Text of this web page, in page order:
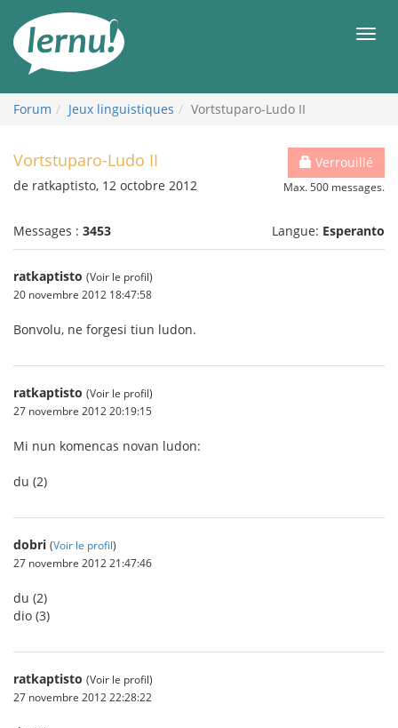
contenu
Forum Jeux linguistiques Vortstuparo-Ludo II
Verrouillé
Max. 500 messages.
Vortstuparo-Ludo II
de ratkaptisto, 12 octobre 2012
Messages : 3453 Langue: Esperanto
ratkaptisto (Voir le profil)
20 novembre 2012 18:47:58
Bonvolu, ne forgesi tiun ludon.
ratkaptisto (Voir le profil)
27 novembre 2012 20:19:15
Mi nun komencas novan ludon:
du (2)
dobri (Voir le profil)
27 novembre 2012 21:47:46
du (2)
dio (3)
ratkaptisto (Voir le profil)
27 novembre 2012 22:28:22